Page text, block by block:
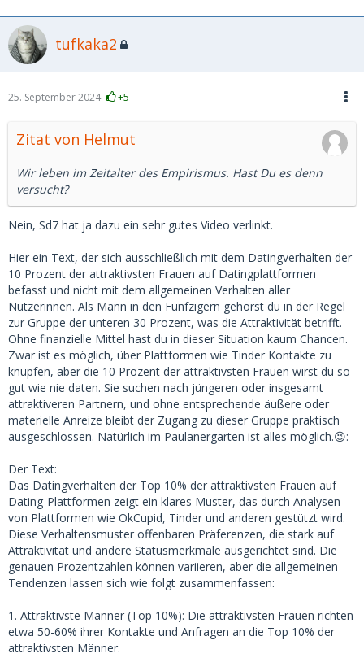
tufkaka2
25. September 2024 +5
Zitat von Helmut
Wir leben im Zeitalter des Empirismus. Hast Du es denn
versucht?
Nein, Sd7 hat ja dazu ein sehr gutes Video verlinkt.
Hier ein Text, der sich ausschließlich mit dem Datingverhalten der
10 Prozent der attraktivsten Frauen auf Datingplattformen
befasst und nicht mit dem allgemeinen Verhalten aller
Nutzerinnen. Als Mann in den Fünfzigern gehörst du in der Regel
zur Gruppe der unteren 30 Prozent, was die Attraktivität betrifft.
Ohne finanzielle Mittel hast du in dieser Situation kaum Chancen.
Zwar ist es möglich, über Plattformen wie Tinder Kontakte zu
knüpfen, aber die 10 Prozent der attraktivsten Frauen wirst du so
gut wie nie daten. Sie suchen nach jüngeren oder insgesamt
attraktiveren Partnern, und ohne entsprechende äußere oder
materielle Anreize bleibt der Zugang zu dieser Gruppe praktisch
ausgeschlossen. Natürlich im Paulanergarten ist alles möglich.😉:
Der Text:
Das Datingverhalten der Top 10% der attraktivsten Frauen auf
Dating-Plattformen zeigt ein klares Muster, das durch Analysen
von Plattformen wie OkCupid, Tinder und anderen gestützt wird.
Diese Verhaltensmuster offenbaren Präferenzen, die stark auf
Attraktivität und andere Statusmerkmale ausgerichtet sind. Die
genauen Prozentzahlen können variieren, aber die allgemeinen
Tendenzen lassen sich wie folgt zusammenfassen:
1. Attraktivste Männer (Top 10%): Die attraktivsten Frauen richten
etwa 50-60% ihrer Kontakte und Anfragen an die Top 10% der
attraktivsten Männer.